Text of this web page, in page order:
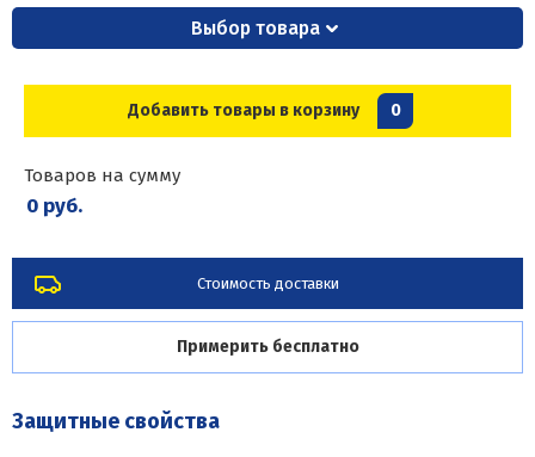
Выбор товара
Добавить товары в корзину 0
Товаров на сумму
0 руб.
Стоимость доставки
Примерить бесплатно
Защитные свойства